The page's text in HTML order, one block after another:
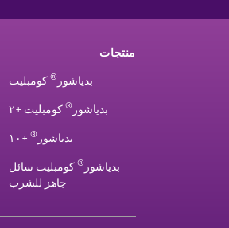
منتجات
بدياشور ® كومبليت
بدياشور ® كومبليت +٢
بدياشور ® +١٠
بدياشور ® كومبليت سائل
جاهز للشرب